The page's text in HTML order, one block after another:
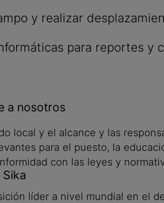
y realizar
para reportes y
a nosotros
local y el alcance y las
para el puesto, la
con las leyes y
líder a nivel mundial en el